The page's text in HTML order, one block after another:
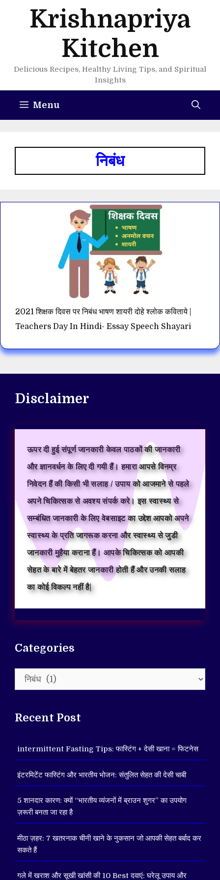
Krishnapriya
Kitchen
Delicious Recipes, Healthy Living Tips, and Spiritual
Insights
Menu
निबंध
2021 शिक्षक दिवस पर निबंध भाषण शायरी दोहे श्लोक कविताये |
Teachers Day In Hindi- Essay Speech Shayari
Disclaimer
ऊपर दी हुई संपूर्ण जानकारी केवल पाठकों की जानकारी
और ज्ञानवर्धन के लिए दी गयी हैं। हमारा आपसे विनम्र
निवेदन हैं की किसी भी सलाह / उपाय को आजमाने से पहले
अपने चिकित्सक से अवश्य संपर्क करे। इस स्वास्थ्य से
सम्बंधित जानकारी के लिए वेबसाइट का उद्देश आपको अपने
स्वास्थ्य के प्रति जागरूक करना और स्वास्थ्य से जुडी
जानकारी मुहैया कराना हैं। आपके चिकित्सक को आपकी
सेहत के बारे में बेहतर जानकारी होती हैं और उनकी सलाह
का कोई विकल्प नहीं है|
Categories
Categories
Recent Post
intermittent Fasting Tips: फास्टिंग + देसी खाना = फिटनेस
इंटरमिटेंट फास्टिंग और भारतीय भोजन: संतुलित सेहत की देसी चाबी
5 शानदार कारण: क्यों “भारतीय व्यंजनों में ब्राउन शुगर” का उपयोग
ज़रूरी बनता जा रहा है
मीठा ज़हर: 7 खतरनाक चीनी खाने के नुकसान जो आपकी सेहत बर्बाद कर
सकते हैं
गले में खराश और सूखी खांसी की 10 Best दवाएं: घरेलू उपाय और